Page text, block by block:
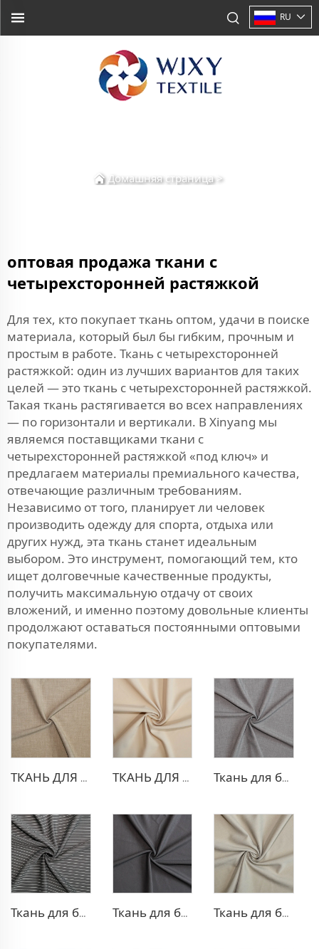
RU
Домашняя страница>
оптовая продажа ткани с
четырехсторонней растяжкой
Для тех, кто покупает ткань оптом, удачи в поиске
материала, который был бы гибким, прочным и
простым в работе. Ткань с четырехсторонней
растяжкой: один из лучших вариантов для таких
целей — это ткань с четырехсторонней растяжкой.
Такая ткань растягивается во всех направлениях
— по горизонтали и вертикали. В Xinyang мы
являемся поставщиками ткани с
четырехсторонней растяжкой «под ключ» и
предлагаем материалы премиального качества,
отвечающие различным требованиям.
Независимо от того, планирует ли человек
производить одежду для спорта, отдыха или
других нужд, эта ткань станет идеальным
выбором. Это инструмент, помогающий тем, кто
ищет долговечные качественные продукты,
получить максимальную отдачу от своих
вложений, и именно поэтому довольные клиенты
продолжают оставаться постоянными оптовыми
покупателями.
ТКАНЬ ДЛЯ ТРИКОТАЖНЫХ БРЮК ИЗ ПОЛИЭСТЕРА И ВИСКОЗЫ ТКАНЬ ДЛЯ БЛЕЙЗЕРА ИЗ ПОЛИЭСТЕРА И ВИСКОЗЫ Ткань для брюк TR с четырехсторонней растяжкой
Ткань для брюк в стиле TR Strip Ткань для блейзера TR с эффектом стрейч Ткань для блейзера TR в рубчик